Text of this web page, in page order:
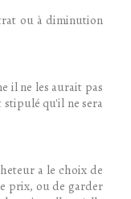
ou à diminution
il ne les aurait pas
stipulé qu'il ne sera
a le choix de
prix, ou de garder